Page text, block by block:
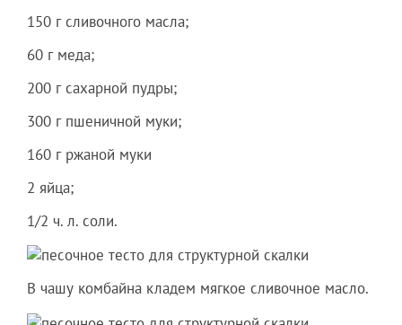
150 г сливочного масла;
60 г меда;
200 г сахарной пудры;
300 г пшеничной муки;
160 г ржаной муки
2 яйца;
1/2 ч. л. соли.
В чашу комбайна кладем мягкое сливочное масло.